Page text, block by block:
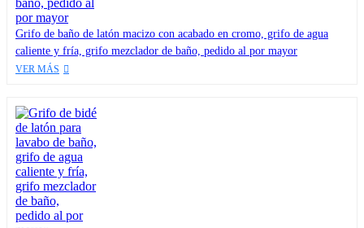
Grifo de baño de latón macizo con acabado en cromo, grifo de agua
caliente y fría, grifo mezclador de baño, pedido al por mayor
VER MÁS